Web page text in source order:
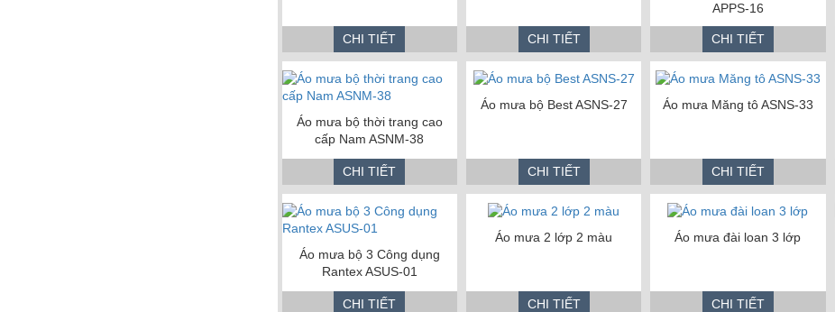
CHI TIẾT CHI TIẾT
APPS-16
CHI TIẾT
Áo mưa bộ thời trang cao
cấp Nam ASNM-38
CHI TIẾT
Áo mưa bộ Best ASNS-27
CHI TIẾT
Áo mưa Măng tô ASNS-33
CHI TIẾT
Áo mưa bộ 3 Công dụng
Rantex ASUS-01
CHI TIẾT
Áo mưa 2 lớp 2 màu
CHI TIẾT
Áo mưa đài loan 3 lớp
CHI TIẾT